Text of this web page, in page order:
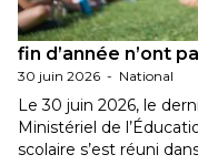
Les décisions
fin d’année n’ont
30 juin 2026 - National
Le 30 juin 2026, le
Ministériel de
scolaire s’est réuni